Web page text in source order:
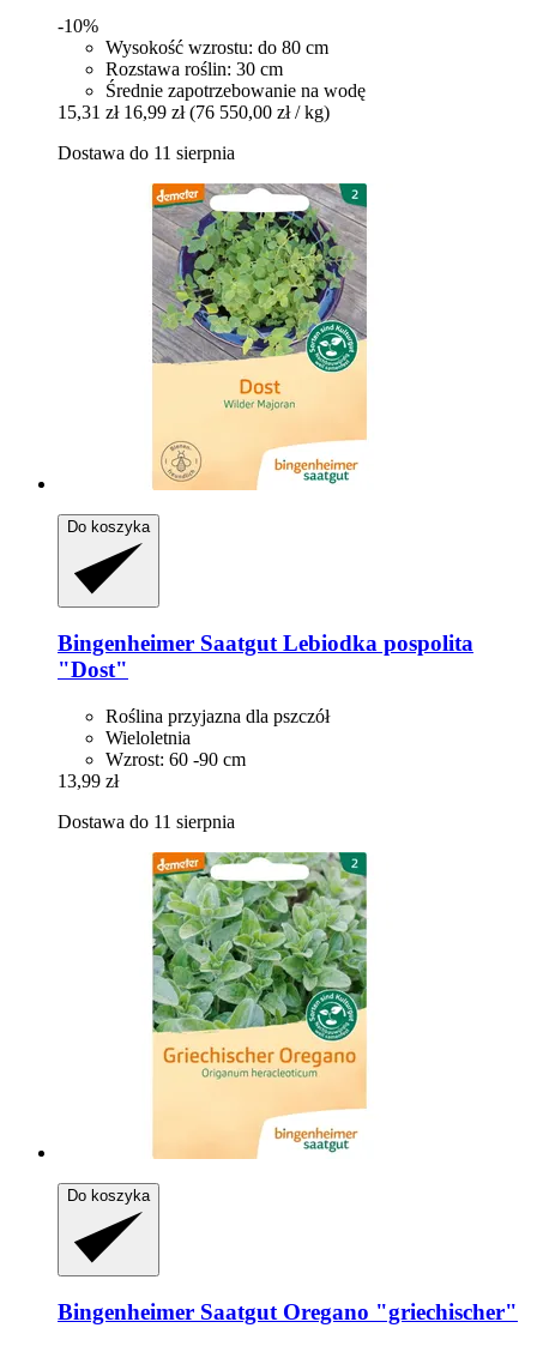
-10%
Wysokość wzrostu: do 80 cm
Rozstawa roślin: 30 cm
Średnie zapotrzebowanie na wodę
15,31 zł 16,99 zł (76 550,00 zł / kg)
Dostawa do 11 sierpnia
Do koszyka
Bingenheimer Saatgut Lebiodka pospolita
"Dost"
Roślina przyjazna dla pszczół
Wieloletnia
Wzrost: 60 -90 cm
13,99 zł
Dostawa do 11 sierpnia
Do koszyka
Bingenheimer Saatgut Oregano "griechischer"